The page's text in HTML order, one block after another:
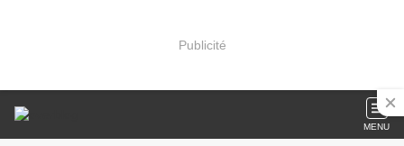
Publicité
MENU